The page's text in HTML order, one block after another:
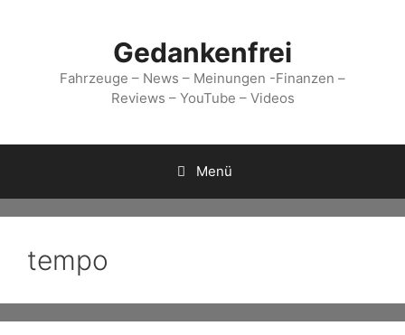
Gedankenfrei
Fahrzeuge – News – Meinungen -Finanzen –
Reviews – YouTube – Videos
Menü
tempo